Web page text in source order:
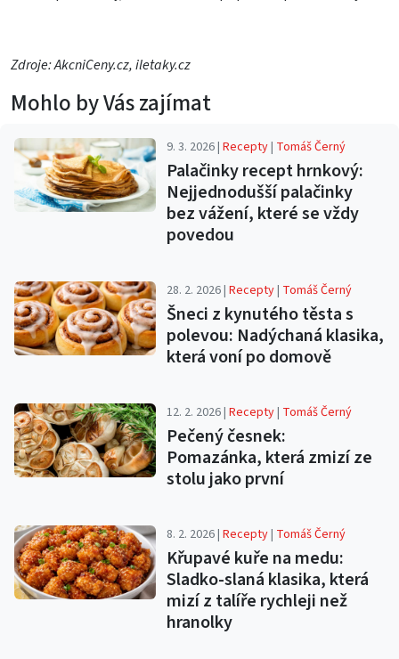
Zdroje: AkcniCeny.cz, iletaky.cz
Mohlo by Vás zajímat
9. 3. 2026 |Recepty| Tomáš Černý
Palačinky recept hrnkový:
Nejjednodušší palačinky
bez vážení, které se vždy
povedou
28. 2. 2026 |Recepty| Tomáš Černý
Šneci z kynutého těsta s
polevou: Nadýchaná klasika,
která voní po domově
12. 2. 2026 |Recepty| Tomáš Černý
Pečený česnek:
Pomazánka, která zmizí ze
stolu jako první
8. 2. 2026 |Recepty| Tomáš Černý
Křupavé kuře na medu:
Sladko-slaná klasika, která
mizí z talíře rychleji než
hranolky